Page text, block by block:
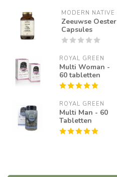
MODERN NATIVE
Zeeuwse Oester
Capsules
ROYAL GREEN
Multi Woman -
60 tabletten
ROYAL GREEN
Multi Man - 60
Tabletten